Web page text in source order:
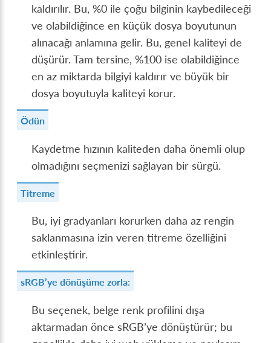
kaldırılır. Bu, %​0 ile çoğu bilginin kaybedileceği
ve olabildiğince en küçük dosya boyutunun
alınacağı anlamına gelir. Bu, genel kaliteyi de
düşürür. Tam tersine, %​100 ise olabildiğince
en az miktarda bilgiyi kaldırır ve büyük bir
dosya boyutuyla kaliteyi korur.
Ödün
Kaydetme hızının kaliteden daha önemli olup
olmadığını seçmenizi sağlayan bir sürgü.
Titreme
Bu, iyi gradyanları korurken daha az rengin
saklanmasına izin veren titreme özelliğini
etkinleştirir.
sRGB’ye dönüşüme zorla:
Bu seçenek, belge renk profilini dışa
aktarmadan önce sRGB’ye dönüştürür; bu